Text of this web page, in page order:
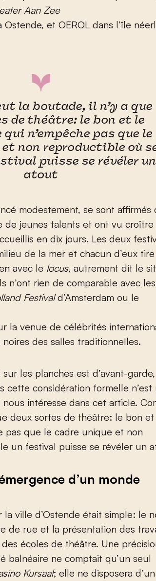
Aan Zee
et OEROL dans l’île
la boutade, il n’y a que
de théâtre: le bon et le
n’empêche pas que le
et non reproductible où
puisse se révéler un
atout
modestement, se sont affirmés
de jeunes talents et ont vu croître
en dix jours. Les deux
de la mer et chacun d’eux
avec le locus, autrement dit le
n’ont rien de comparable avec
Festivald’Amsterdam ou le
la venue de célébrités
des salles traditionnelles.
les planches est d’avant-
cette considération formelle n’est
intéresse dans cet article.
deux sortes de théâtre: le bon
pas que le cadre unique et non
un festival puisse se révéler un
d’un monde
ville d’Ostende était simple: le
de rue et la présentation des
écoles de théâtre. Une
balnéaire ne comptait qu’un seul
Kursaal; elle ne disposera